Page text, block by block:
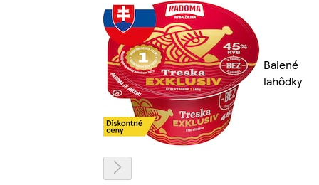
Balené
lahôdky